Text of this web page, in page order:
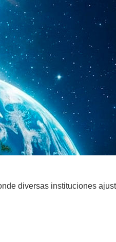
diversas instituciones